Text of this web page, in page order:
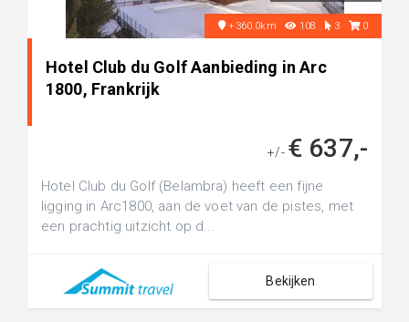
+360.0km 108 3 0
Hotel Club du Golf Aanbieding in Arc
1800, Frankrijk
+/- € 637,-
Hotel Club du Golf (Belambra) heeft een fijne
ligging in Arc1800, aan de voet van de pistes, met
een prachtig uitzicht op d...
Bekijken